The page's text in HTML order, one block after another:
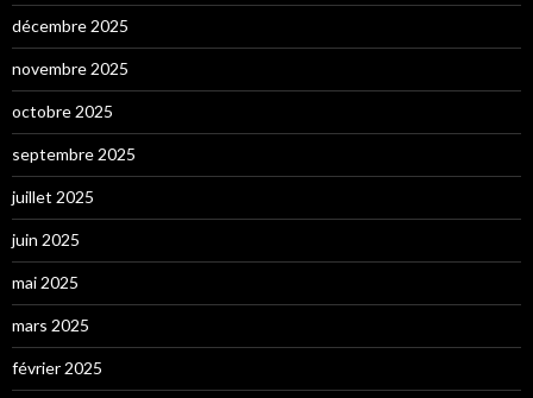
décembre 2025
novembre 2025
octobre 2025
septembre 2025
juillet 2025
juin 2025
mai 2025
mars 2025
février 2025